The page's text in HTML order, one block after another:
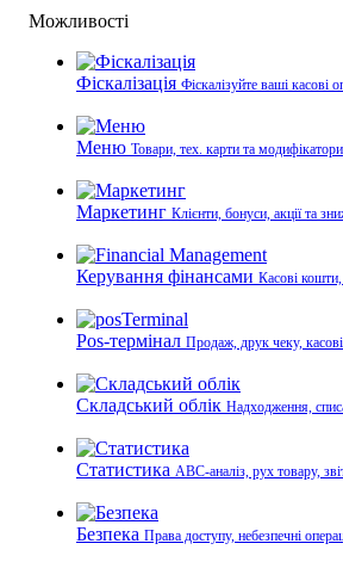
Можливості
Фіскалізація Фіскалізуйте ваші касові
Меню Товари, тех. карти та модифікатори
Маркетинг Клієнти, бонуси, акції та
Керування фінансами Касові кошти,
Pos-термінал Продаж, друк чеку, касові
Складський облік Надходження,
Статистика ABC-аналіз, рух товару,
Безпека Права доступу, небезпечні